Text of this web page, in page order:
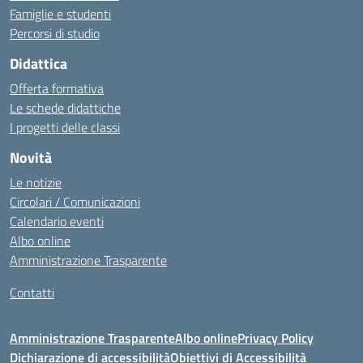
Famiglie e studenti
Percorsi di studio
Didattica
Offerta formativa
Le schede didattiche
I progetti delle classi
Novità
Le notizie
Circolari / Comunicazioni
Calendario eventi
Albo online
Amministrazione Trasparente
Contatti
Amministrazione TrasparenteAlbo onlinePrivacy Policy
Dichiarazione di accessibilitàObiettivi di Accessibilità